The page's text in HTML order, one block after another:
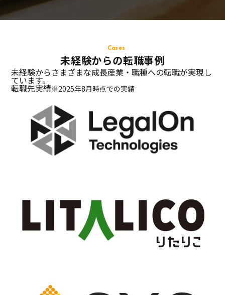
Cases
未経験からの転職事例
未経験からさまざまな成長産業・職種への転職が実現し
ています。
転職先実績※2025年8月時点での実績